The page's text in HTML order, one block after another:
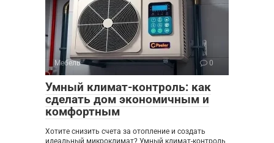
Мебель 0
Умный климат-контроль: как
сделать дом экономичным и
комфортным
Хотите снизить счета за отопление и создать
идеальный микроклимат? Умный климат-контроль